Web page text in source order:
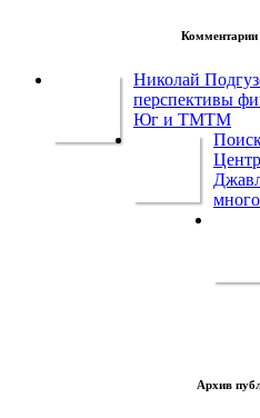
Комментарии
Николай
перспективы
Юг и ТМТМ
Архив